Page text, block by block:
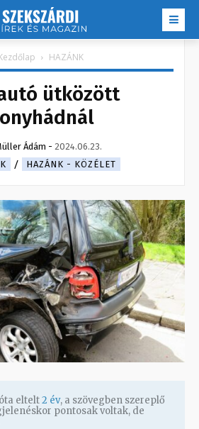
HAZÁNK
ütközött
Ádám - 2024.06.23.
HAZÁNK - KÖZÉLET
eltelt2 év, a szövegben szereplő
pontosak voltak, de